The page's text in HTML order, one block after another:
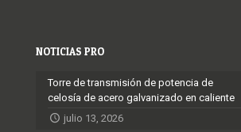
NOTICIAS PRO
Torre de transmisión de potencia de
celosía de acero galvanizado en caliente
julio 13, 2026